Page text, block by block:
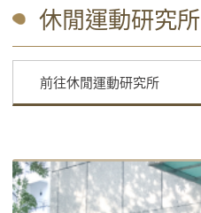
休閒運動研究所
前往休閒運動研究所